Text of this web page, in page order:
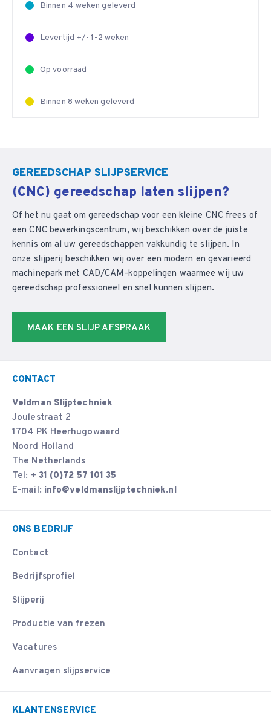
Binnen 4 weken geleverd
Levertijd +/- 1-2 weken
Op voorraad
Binnen 8 weken geleverd
GEREEDSCHAP SLIJPSERVICE
(CNC) gereedschap laten slijpen?
Of het nu gaat om gereedschap voor een kleine CNC frees of
een CNC bewerkingscentrum, wij beschikken over de juiste
kennis om al uw gereedschappen vakkundig te slijpen. In
onze slijperij beschikken wij over een modern en gevarieerd
machinepark met CAD/CAM-koppelingen waarmee wij uw
gereedschap professioneel en snel kunnen slijpen.
MAAK EEN SLIJP AFSPRAAK
CONTACT
Veldman Slijptechniek
Joulestraat 2
1704 PK Heerhugowaard
Noord Holland
The Netherlands
Tel: + 31 (0)72 57 101 35
E-mail: info@veldmanslijptechniek.nl
ONS BEDRIJF
Contact
Bedrijfsprofiel
Slijperij
Productie van frezen
Vacatures
Aanvragen slijpservice
KLANTENSERVICE